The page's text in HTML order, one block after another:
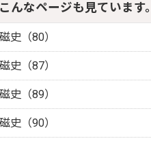
んなページも見ています。
史（80）
史（87）
史（89）
史（90）